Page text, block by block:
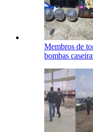
Membros de
bombas